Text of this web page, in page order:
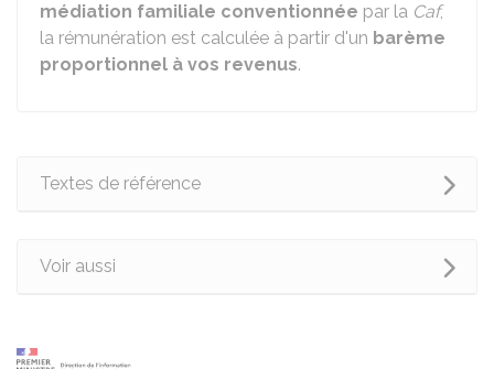
médiation familiale conventionnée par la Caf,
la rémunération est calculée à partir d'un barème
proportionnel à vos revenus.
Textes de référence
Voir aussi